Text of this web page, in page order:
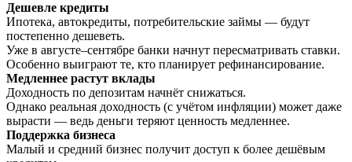
Дешевле кредиты
Ипотека, автокредиты, потребительские займы — будут
постепенно дешеветь.
Уже в августе–сентябре банки начнут пересматривать ставки.
Особенно выиграют те, кто планирует рефинансирование.
Медленнее растут вклады
Доходность по депозитам начнёт снижаться.
Однако реальная доходность (с учётом инфляции) может даже
вырасти — ведь деньги теряют ценность медленнее.
Поддержка бизнеса
Малый и средний бизнес получит доступ к более дешёвым